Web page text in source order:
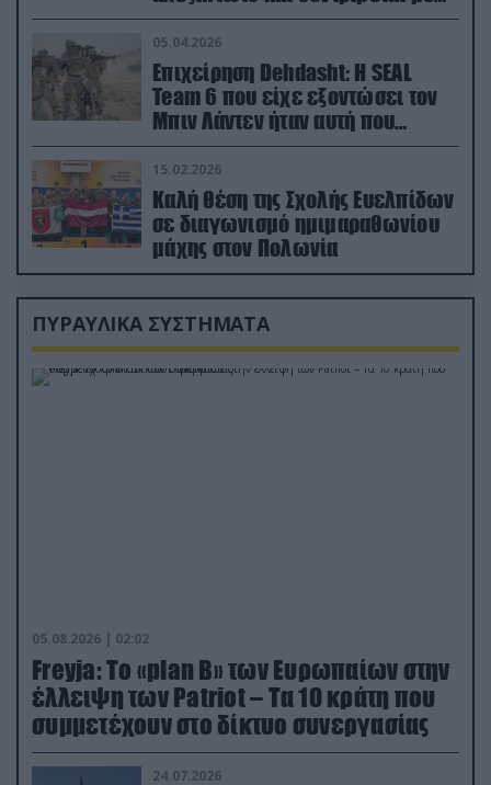
ορμή στο έδαφος (βίντεο)
05.04.2026
Επιχείρηση Dehdasht: Η SEAL
Team 6 που είχε εξοντώσει τον
Μπιν Λάντεν ήταν αυτή που
διέσωσε τον πιλότο του F-15
15.02.2026
Καλή θέση της Σχολής Ευελπίδων
σε διαγωνισμό ημιμαραθωνίου
μάχης στον Πολωνία
ΠΥΡΑΥΛΙΚΑ ΣΥΣΤΗΜΑΤΑ
05.08.2026 | 02:02
Freyja: Το «plan Β» των Ευρωπαίων στην
έλλειψη των Patriot – Τα 10 κράτη που
συμμετέχουν στο δίκτυο συνεργασίας
24.07.2026